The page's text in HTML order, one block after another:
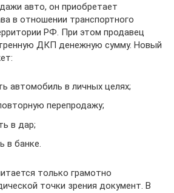
авто, он приобретает
в отношении транспортного
РФ. При этом продавец
ДКП денежную сумму. Новый
автомобиль в личных целях;
перепродажу;
в дар;
в банке.
только грамотно
точки зрения документ. В